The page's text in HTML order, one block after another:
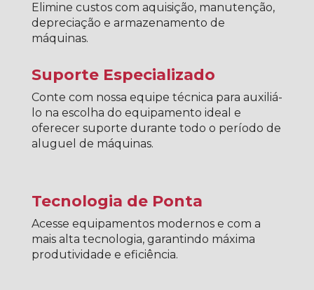
Elimine custos com aquisição, manutenção,
depreciação e armazenamento de
máquinas.
Suporte Especializado
Conte com nossa equipe técnica para auxiliá-
lo na escolha do equipamento ideal e
oferecer suporte durante todo o período de
aluguel de máquinas.
Tecnologia de Ponta
Acesse equipamentos modernos e com a
mais alta tecnologia, garantindo máxima
produtividade e eficiência.